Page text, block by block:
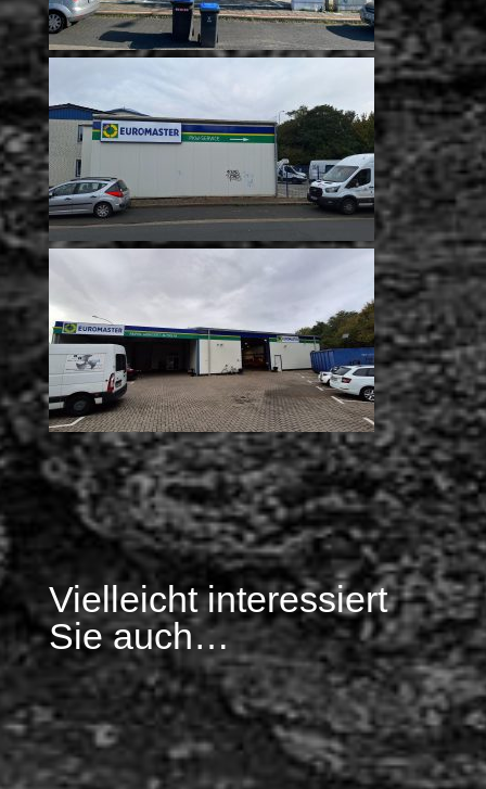
Vielleicht interessiert
Sie auch…